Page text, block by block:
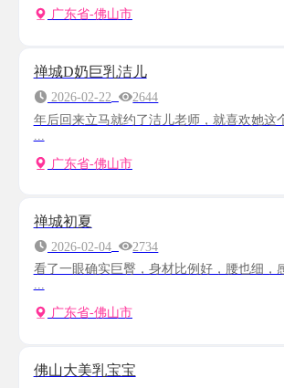
广东省-佛山市
禅城D奶巨乳洁儿
2026-02-22
2644
年后回来立马就约了洁儿老师，就喜欢她这
广东省-佛山市
禅城初夏
2026-02-04
2734
看了一眼确实巨臀，身材比例好，腰也细，
...
广东省-佛山市
佛山大美乳宝宝